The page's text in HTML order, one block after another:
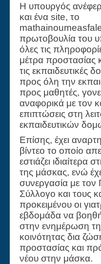
Η υπουργός
και ένα site, το
πρωτοβουλία του
όλες τις
μέτρα προστασίας
τις εκπαιδευτικές
προς όλη την
προς μαθητές,
αναφορικά με τον
επιπτώσεις στη
εκπαιδευτικών
Επίσης, έχει
βίντεο το οποίο
εστιάζει ιδιαίτερα
της μάσκας, ενώ
συνεργασία με τον
Σύλλογο και τους
προκειμένου οι
εβδομάδα να
στην ενημέρωση
κοινότητας δια
προστασίας και
νέου στην μάσκα.